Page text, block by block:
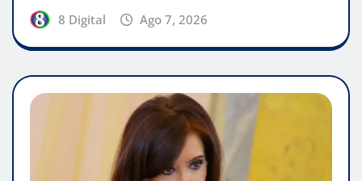
8 Digital Ago 7, 2026